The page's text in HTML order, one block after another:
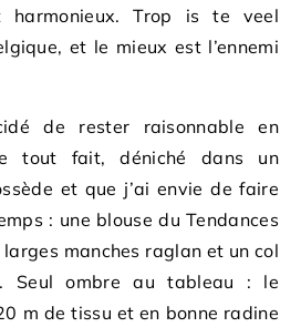
harmonieux. Trop is te veel
et le mieux est l’ennemi
de rester raisonnable en
tout fait, déniché dans un
et que j’ai envie de faire
: une blouse du Tendances
manches raglan et un col
Seul ombre au tableau : le
m de tissu et en bonne radine